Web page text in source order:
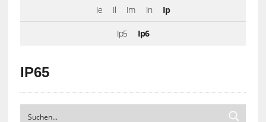
Ie Il Im In Ip
Ip5 Ip6
IP65